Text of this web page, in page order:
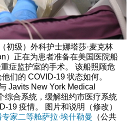
初级）外科护士娜塔莎·麦克林
）正在为患者准备在美国医院船
症监护室的手术。 该船照顾危
们的 COVID-19 状态如何。
Javits New York Medical
综合系统，缓解纽约市医疗系统
19 疫情。 图片和说明（修改）
家二等舱萨拉·埃什勒曼
（公共